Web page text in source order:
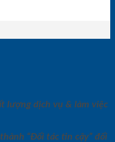
lượng dịch vụ & làm việc
“Đối tác tin cậy” đối